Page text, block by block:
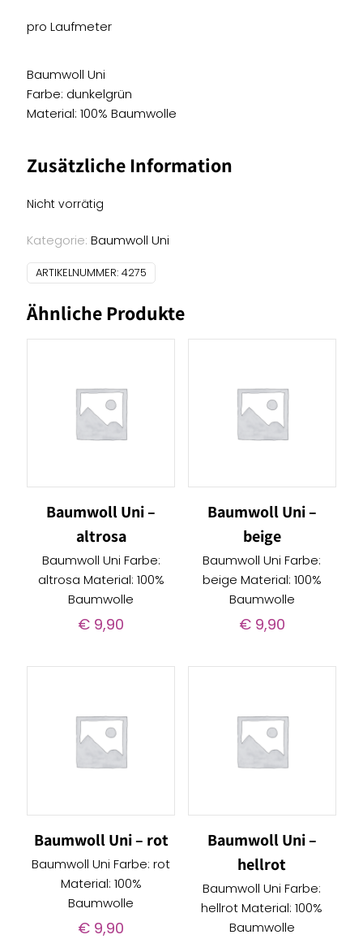
pro Laufmeter
Baumwoll Uni
Farbe: dunkelgrün
Material: 100% Baumwolle
Zusätzliche Information
Nicht vorrätig
Kategorie: Baumwoll Uni
ARTIKELNUMMER: 4275
Ähnliche Produkte
Baumwoll Uni –
altrosa
Baumwoll Uni Farbe:
altrosa Material: 100%
Baumwolle
€ 9,90
Baumwoll Uni –
beige
Baumwoll Uni Farbe:
beige Material: 100%
Baumwolle
€9,90
Baumwoll Uni – rot
Baumwoll Uni Farbe: rot
Material: 100%
Baumwolle
€ 9,90
Baumwoll Uni –
hellrot
Baumwoll Uni Farbe:
hellrot Material: 100%
Baumwolle